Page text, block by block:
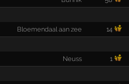
Bloemendaal aan zee 14
Neuss 1